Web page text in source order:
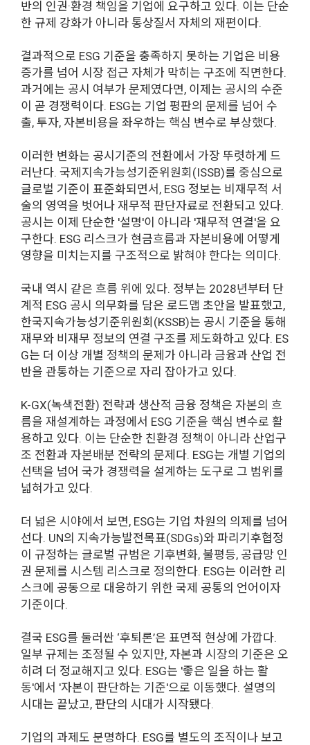
반의 인권·환경 책임을 기업에 요구하고 있다. 이는 단순
한 규제 강화가 아니라 통상질서 자체의 재편이다.
결과적으로 ESG 기준을 충족하지 못하는 기업은 비용
증가를 넘어 시장 접근 자체가 막히는 구조에 직면한다.
과거에는 공시 여부가 문제였다면, 이제는 공시의 수준
이 곧 경쟁력이다. ESG는 기업 평판의 문제를 넘어 수
출, 투자, 자본비용을 좌우하는 핵심 변수로 부상했다.
이러한 변화는 공시기준의 전환에서 가장 뚜렷하게 드
러난다. 국제지속가능성기준위원회(ISSB)를 중심으로
글로벌 기준이 표준화되면서, ESG 정보는 비재무적 서
술의 영역을 벗어나 재무적 판단자료로 전환되고 있다.
공시는 이제 단순한 '설명'이 아니라 '재무적 연결'을 요
구한다. ESG 리스크가 현금흐름과 자본비용에 어떻게
영향을 미치는지를 구조적으로 밝혀야 한다는 의미다.
국내 역시 같은 흐름 위에 있다. 정부는 2028년부터 단
계적 ESG 공시 의무화를 담은 로드맵 초안을 발표했고,
한국지속가능성기준위원회(KSSB)는 공시 기준을 통해
재무와 비재무 정보의 연결 구조를 제도화하고 있다. ES
G는 더 이상 개별 정책의 문제가 아니라 금융과 산업 전
반을 관통하는 기준으로 자리 잡아가고 있다.
K-GX(녹색전환) 전략과 생산적 금융 정책은 자본의 흐
름을 재설계하는 과정에서 ESG 기준을 핵심 변수로 활
용하고 있다. 이는 단순한 친환경 정책이 아니라 산업구
조 전환과 자본배분 전략의 문제다. ESG는 개별 기업의
선택을 넘어 국가 경쟁력을 설계하는 도구로 그 범위를
넓혀가고 있다.
더 넓은 시야에서 보면, ESG는 기업 차원의 의제를 넘어
선다. UN의 지속가능발전목표(SDGs)와 파리기후협정
이 규정하는 글로벌 규범은 기후변화, 불평등, 공급망 인
권 문제를 시스템 리스크로 정의한다. ESG는 이러한 리
스크에 공동으로 대응하기 위한 국제 공통의 언어이자
기준이다.
결국 ESG를 둘러싼 ‘후퇴론’은 표면적 현상에 가깝다.
일부 규제는 조정될 수 있지만, 자본과 시장의 기준은 오
히려 더 정교해지고 있다. ESG는 '좋은 일을 하는 활
동'에서 '자본이 판단하는 기준'으로 이동했다. 설명의
시대는 끝났고, 판단의 시대가 시작됐다.
기업의 과제도 분명하다. ESG를 별도의 조직이나 보고